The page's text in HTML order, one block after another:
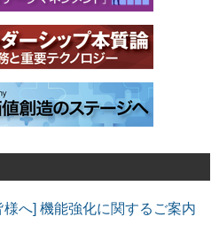
へ] 機能強化に関するご案内